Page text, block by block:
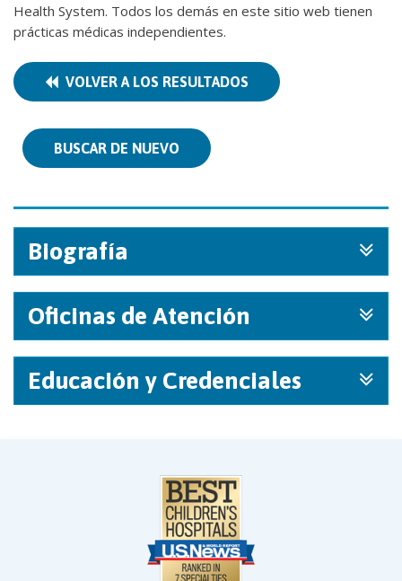
Health System. Todos los demás en este sitio web tienen
prácticas médicas independientes.
VOLVER A LOS RESULTADOS
BUSCAR DE NUEVO
Biografía
Oficinas de Atención
Educación y Credenciales